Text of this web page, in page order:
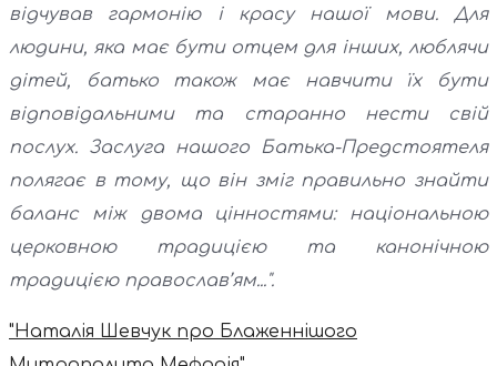
відчував гармонію і красу нашої мови. Для
людини, яка має бути отцем для інших, люблячи
дітей, батько також має навчити їх бути
відповідальними та старанно нести свій
послух. Заслуга нашого Батька-Предстоятеля
полягає в тому, що він зміг правильно знайти
баланс між двома цінностями: національною
церковною традицією та канонічною
традицією православ’ям...".
"Наталія Шевчук про Блаженнішого